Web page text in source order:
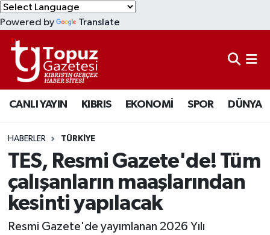
Powered by Translate
CANLI YAYIN KIBRIS EKONOMİ SPOR DÜNYA
HABERLER TÜRKİYE
TES, Resmi Gazete'de! Tüm
çalışanların maaşlarından
kesinti yapılacak
Resmi Gazete'de yayımlanan 2026 Yılı
KIBRIS
DÜNYA
EKONOMİ
MAGAZİN
SAĞLIK
SPOR
TEKNOLOJİ
Lefkoşa Nöbetçi Eczaneler
Lefkoşa Hava Durumu
Lefkoşa Trafik Yoğunluk Haritası
Süper Lig Puan Durumu ve Fikstür
Tüm Manşetler
Son Dakika Haberleri
Haber Arşivi